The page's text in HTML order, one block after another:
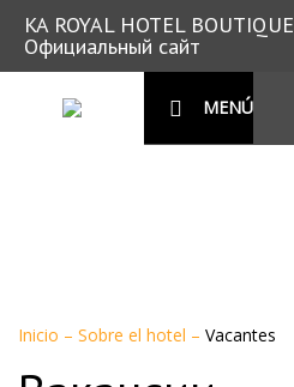
KA ROYAL HOTEL BOUTIQUE
Официальный сайт
MENÚ
Inicio – Sobre el hotel – Vacantes